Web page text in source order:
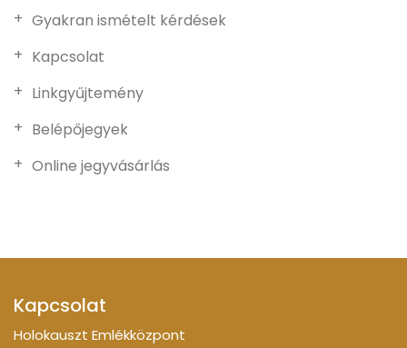
Gyakran ismételt kérdések
Kapcsolat
Linkgyűjtemény
Belépőjegyek
Online jegyvásárlás
Kapcsolat
Holokauszt Emlékközpont